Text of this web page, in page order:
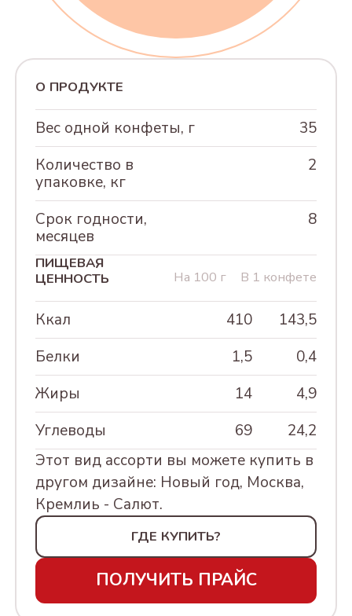
230Г
АССОРТИ КОНФЕТ
ШОКОЛАДНЫЕ", 500г
АССОРТИ КОНФЕТ
"ФРУКТЫ И ОРЕХИ
КРЕМЛИНА
ШОКОЛАДНЫЕ", 500г
"КЭЖУАЛ САНКТ-
ПЕТЕРБУРГ" АССОРТИ,
230Г
АССОРТИ, 230Г
"КЭЖУАЛ" АССОРТИ 8
МАРТА, 230Г
АССОРТИ КОНФЕТ В
УПАКОВКЕ "ШИРОКА
СТРАНА МОЯ РОДНАЯ,
500Г
АССОРТИ КРЕМЛИНА
МОСКВА ЗОЛОТАЯ. 500Г
АССОРТИ КРЕМЛИНА
МОСКВА КРАСНАЯ. 500Г
АССОРТИ
О ПРОДУКТЕ
Вес одной конфеты, г
35
Количество в
упаковке, кг
2
Срок годности,
месяцев
8
ПИЩЕВАЯ
ЦЕННОСТЬ
На 100 г В 1 конфете
Ккал 410
143,5
Белки
1,5
0,4
Жиры
14
4,9
Углеводы
69
24,2
Этот вид ассорти вы можете купить в
другом дизайне: Новый год, Москва,
Кремлиь - Салют.
ГДЕ КУПИТЬ?
ПОЛУЧИТЬ ПРАЙС